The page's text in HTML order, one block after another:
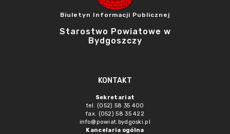
Biuletyn Informacji Publicznej
Starostwo Powiatowe w
Bydgoszczy
KONTAKT
Sekretariat
tel. (052) 58 35 400
fax. (052) 58 35 422
info@powiat.bydgoski.pl
Kancelaria ogólna